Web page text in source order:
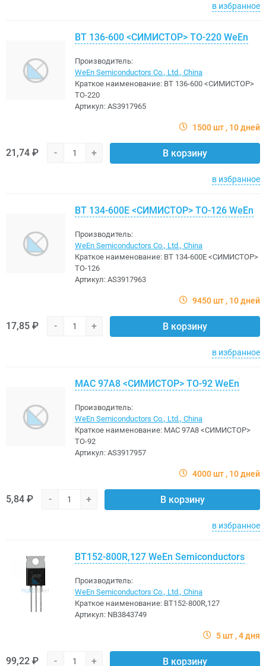
в избранное
BT 136-600 <CИМИСТОР> TO-220 WeEn
Производитель:
WeEn Semiconductors Co., Ltd., China
Краткое наименование: BT 136-600 <CИМИСТОР>
TO-220
Артикул: AS3917965
1500 шт 10 дней
21,74 ₽ - + В корзину
в избранное
BT 134-600E <CИМИСТОР> TO-126 WeEn
Производитель:
WeEn Semiconductors Co., Ltd., China
Краткое наименование: BT 134-600E <CИМИСТОР>
TO-126
Артикул: AS3917963
9450 шт 10 дней
17,85 ₽ - + В корзину
в избранное
MAC 97A8 <CИМИСТОР> TO-92 WeEn
Производитель:
WeEn Semiconductors Co., Ltd., China
Краткое наименование: MAC 97A8 <CИМИСТОР>
TO-92
Артикул: AS3917957
4000 шт 10 дней
5,84 ₽ - + В корзину
в избранное
BT152-800R,127 WeEn Semiconductors
Производитель:
WeEn Semiconductors Co., Ltd., China
Краткое наименование: BT152-800R,127
Артикул: NB3843749
5 шт 4 дня
99,22 ₽ - + В корзину